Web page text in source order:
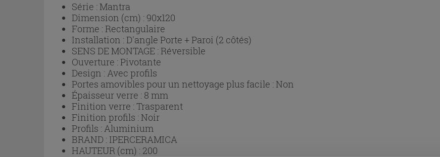
Série :Mantra
Dimension (cm) : 90x120
Forme :Rectangulaire
Installation :D'angle Porte + Paroi (2 côtés)
SENS DE MONTAGE :Réversible
Ouverture :Pivotante
Design :Avec profils
Portes amovibles pour un nettoyage plus facile :Non
Épaisseur verre : 8 mm
Finition verre :Trasparent
Finition profils :Noir
Profils :Aluminium
BRAND : IPERCERAMICA
HAUTEUR (cm) :200